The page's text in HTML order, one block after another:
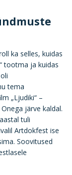
ka selles, kuidas
tootma ja kuidas
tema
„Ljudiki“ –
järve kaldal.
tuli
Artdokfest ise
Soovitused